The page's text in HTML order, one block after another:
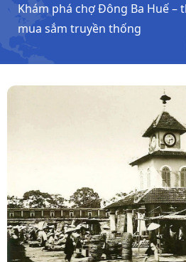
Khám phá chợ Đông Ba Huế –
mua sắm truyền thống